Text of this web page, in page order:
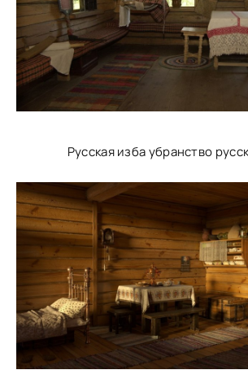
Русская изба убранство